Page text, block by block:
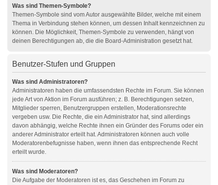
Was sind Themen-Symbole?
Themen-Symbole sind vom Autor ausgewählte Bilder, welche mit einem
Thema in Verbindung stehen können, um dessen Inhalt kennzeichnen zu
können. Die Möglichkeit, Themen-Symbole zu verwenden, hängt von
deinen Berechtigungen ab, die die Board-Administration gesetzt hat.
Benutzer-Stufen und Gruppen
Was sind Administratoren?
Administratoren haben die umfassendsten Rechte im Forum. Sie können
jede Art von Aktion im Forum ausführen; z. B. Berechtigungen setzen,
Mitglieder sperren, Benutzergruppen erstellen, Moderationsrechte
vergeben usw. Die Rechte, die ein Administrator hat, sind allerdings
davon abhängig, welche Rechte ihnen ein Gründer des Forums oder ein
anderer Administrator erteilt hat. Administratoren können auch volle
Moderatorenbefugnisse haben, wenn ihnen das entsprechende Recht
erteilt wurde.
Was sind Moderatoren?
Die Aufgabe der Moderatoren ist es, das Geschehen im Forum zu